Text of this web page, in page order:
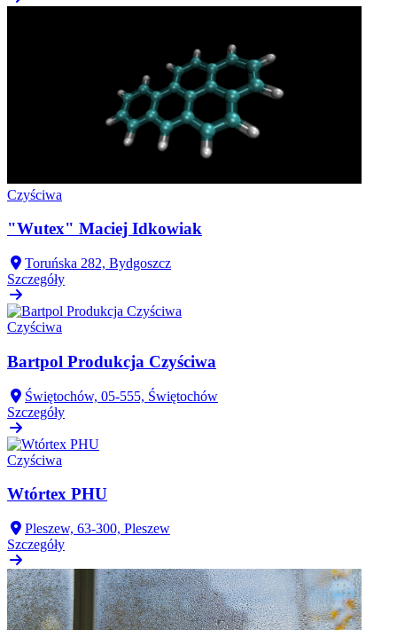
Czyściwa
"Wutex" Maciej Idkowiak
Toruńska 282, Bydgoszcz
Szczegóły
Czyściwa
Bartpol Produkcja Czyściwa
Świętochów, 05-555, Świętochów
Szczegóły
Czyściwa
Wtórtex PHU
Pleszew, 63-300, Pleszew
Szczegóły